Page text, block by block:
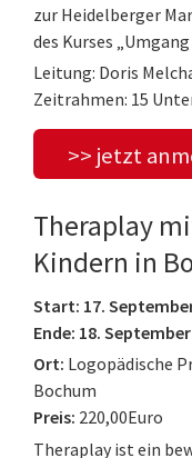
zur Heidelberger
des Kurses
Leitung: Doris
Zeitrahmen: 15
>> jetzt
Theraplay
Kindern in
Start: 17.
Ende: 18.
Ort: Logopädische
Bochum
Preis: 220,00Euro
Theraplay ist ein